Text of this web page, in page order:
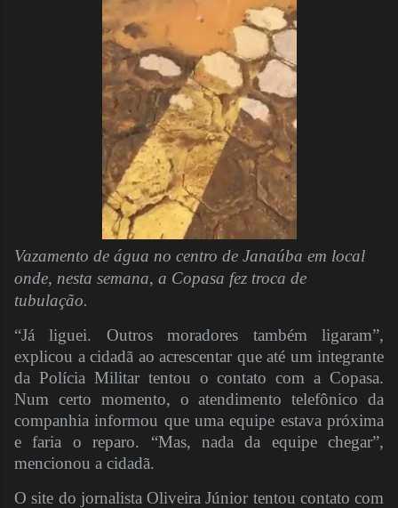
Vazamento de água no centro de Janaúba em local
onde, nesta semana, a Copasa fez troca de
tubulação.
“Já liguei. Outros moradores também ligaram”,
explicou a cidadã ao acrescentar que até um integrante
da Polícia Militar tentou o contato com a Copasa.
Num certo momento, o atendimento telefônico da
companhia informou que uma equipe estava próxima
e faria o reparo. “Mas, nada da equipe chegar”,
mencionou a cidadã.
O site do jornalista Oliveira Júnior tentou contato com